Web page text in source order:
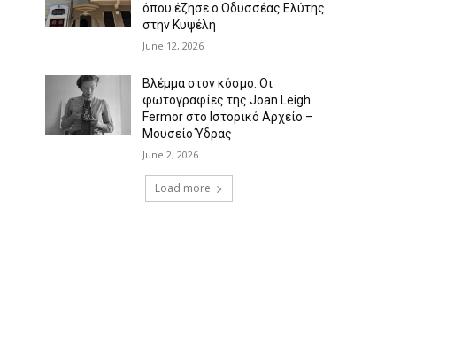
όπου έζησε ο Οδυσσέας Ελύτης
στην Κυψέλη
June 12, 2026
Βλέμμα στον κόσμο. Οι
φωτογραφίες της Joan Leigh
Fermor στο Ιστορικό Αρχείο –
Μουσείο Ύδρας
June 2, 2026
Load more